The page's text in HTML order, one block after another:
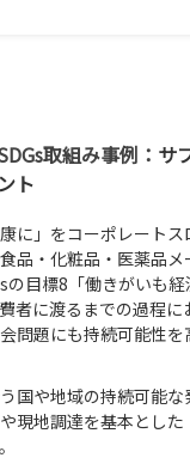
取組み事例： サ
ト
康に」をコーポレート
品・化粧品・医薬品メ
の目標8「働きがいも
者に渡るまでの過程に
問題にも持続可能性を
国や地域の持続可能な
現地調達を基本とした